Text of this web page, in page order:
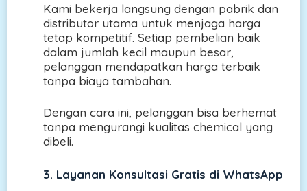
Kami bekerja langsung dengan pabrik dan
distributor utama untuk menjaga harga
tetap kompetitif. Setiap pembelian baik
dalam jumlah kecil maupun besar,
pelanggan mendapatkan harga terbaik
tanpa biaya tambahan.
Dengan cara ini, pelanggan bisa berhemat
tanpa mengurangi kualitas chemical yang
dibeli.
3. Layanan Konsultasi Gratis di WhatsApp